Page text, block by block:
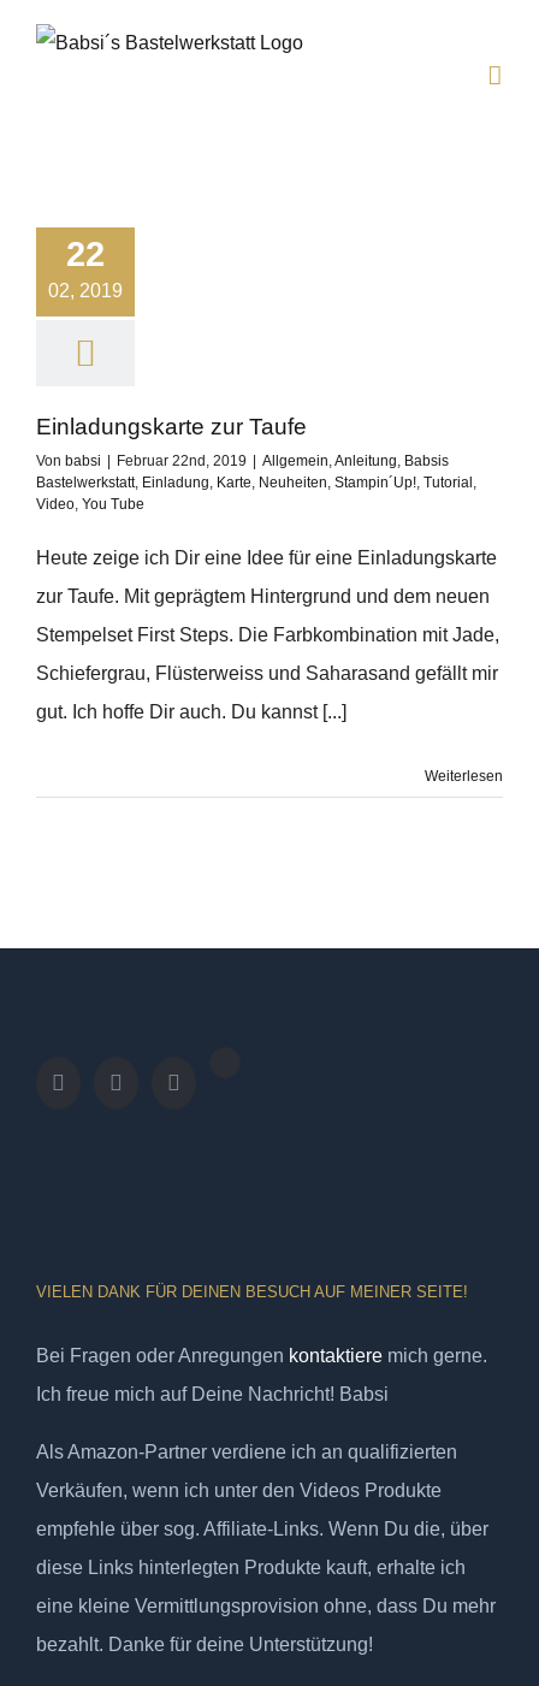
22
02, 2019
Einladungskarte zur Taufe
Von babsi Februar 22nd, 2019 Allgemein,Anleitung, Babsis
Bastelwerkstatt, Einladung, Karte, Neuheiten, Stampin´Up!, Tutorial ,
Video, You Tube
Heute zeige ich Dir eine Idee für eine Einladungskarte
zur Taufe. Mit geprägtem Hintergrund und dem neuen
Stempelset First Steps. Die Farbkombination mit Jade,
Schiefergrau, Flüsterweiss und Saharasand gefällt mir
gut. Ich hoffe Dir auch. Du kannst [...]
Weiterlesen
VIELEN DANK FÜR DEINEN BESUCH AUF MEINER SEITE!
Bei Fragen oder Anregungen kontaktiere mich gerne.
Ich freue mich auf Deine Nachricht! Babsi
Als Amazon-Partner verdiene ich an qualifizierten
Verkäufen, wenn ich unter den Videos Produkte
empfehle über sog. Affiliate-Links. Wenn Du die, über
diese Links hinterlegten Produkte kauft, erhalte ich
eine kleine Vermittlungsprovision ohne, dass Du mehr
bezahlt. Danke für deine Unterstützung!